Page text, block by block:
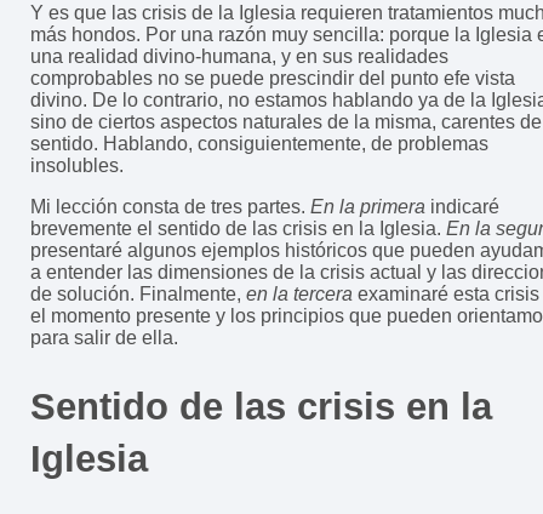
Y es que las crisis de la Iglesia requieren tratamientos
más hondos. Por una razón muy sencilla: porque la Iglesia
una realidad divino-humana, y en sus realidades
comprobables no se puede prescindir del punto efe vista
divino. De lo contrario, no estamos hablando ya de la
sino de ciertos aspectos naturales de la misma, carentes de
sentido. Hablando, consiguientemente, de problemas
insolubles.
Mi lección consta de tres partes. En la primera indicaré
brevemente el sentido de las crisis en la Iglesia. En la
presentaré algunos ejemplos históricos que pueden
a entender las dimensiones de la crisis actual y las
de solución. Finalmente, en la tercera examinaré esta crisis
el momento presente y los principios que pueden
para salir de ella.
Sentido de las crisis en la
Iglesia